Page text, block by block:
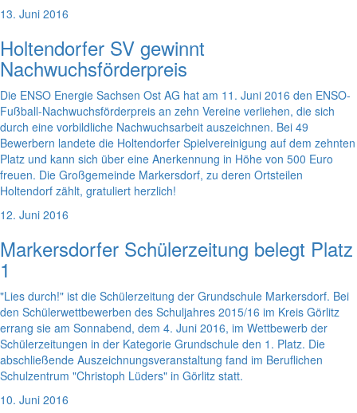
13. Juni 2016
Holtendorfer SV gewinnt
Nachwuchsförderpreis
Die ENSO Energie Sachsen Ost AG hat am 11. Juni 2016 den ENSO-
Fußball-Nachwuchsförderpreis an zehn Vereine verliehen, die sich
durch eine vorbildliche Nachwuchsarbeit auszeichnen. Bei 49
Bewerbern landete die Holtendorfer Spielvereinigung auf dem zehnten
Platz und kann sich über eine Anerkennung in Höhe von 500 Euro
freuen. Die Großgemeinde Markersdorf, zu deren Ortsteilen
Holtendorf zählt, gratuliert herzlich!
12. Juni 2016
Markersdorfer Schülerzeitung belegt Platz
1
"Lies durch!" ist die Schülerzeitung der Grundschule Markersdorf. Bei
den Schülerwettbewerben des Schuljahres 2015/16 im Kreis Görlitz
errang sie am Sonnabend, dem 4. Juni 2016, im Wettbewerb der
Schülerzeitungen in der Kategorie Grundschule den 1. Platz. Die
abschließende Auszeichnungsveranstaltung fand im Beruflichen
Schulzentrum "Christoph Lüders" in Görlitz statt.
10. Juni 2016